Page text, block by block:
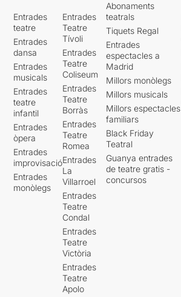
Entrades
teatre
Entrades
dansa
Entrades
musicals
Entrades
teatre
infantil
Entrades
òpera
Entrades
improvisació
Entrades
monòlegs
Entrades
Teatre
Tívoli
Entrades
Teatre
Coliseum
Entrades
Teatre
Borràs
Entrades
Teatre
Romea
Entrades
La
Villarroel
Entrades
Teatre
Condal
Entrades
Teatre
Victòria
Entrades
Teatre
Apolo
Abonaments
teatrals
Tiquets Regal
Entrades
espectacles a
Madrid
Millors monòlegs
Millors musicals
Millors espectacles
familiars
Black Friday
Teatral
Guanya entrades
de teatre gratis -
concursos